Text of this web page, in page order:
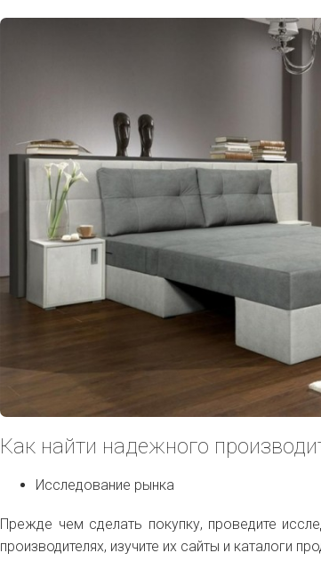
Как найти надежного
Исследование рынка
Прежде чем сделать покупку, проведите
производителях, изучите их сайты и каталоги